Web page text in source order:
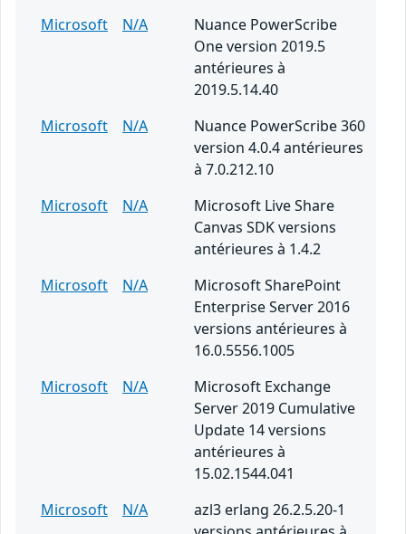
Microsoft
N/A
Nuance PowerScribe
One version 2019.5
antérieures à
2019.5.14.40
Microsoft
N/A
Nuance PowerScribe 360
version 4.0.4 antérieures
à 7.0.212.10
Microsoft
N/A
Microsoft Live Share
Canvas SDK versions
antérieures à 1.4.2
Microsoft
N/A
Microsoft SharePoint
Enterprise Server 2016
versions antérieures à
16.0.5556.1005
Microsoft
N/A
Microsoft Exchange
Server 2019 Cumulative
Update 14 versions
antérieures à
15.02.1544.041
Microsoft
N/A
azl3 erlang 26.2.5.20-1